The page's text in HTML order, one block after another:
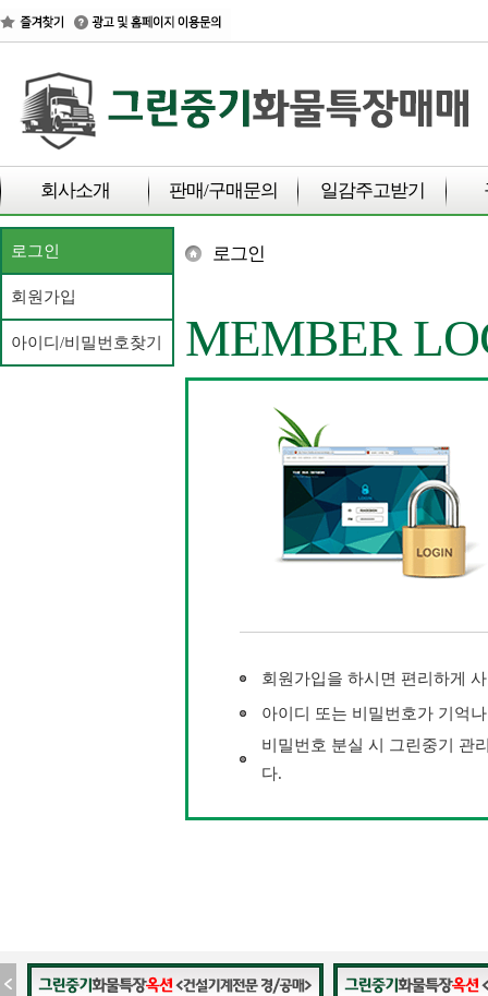
회사소개 판매/구매문의 일감주고받기
로그인
회원가입
아이디/비밀번호찾기
로그인
MEMBER
회원가입을 하시면 편리하게
아이디 또는 비밀번호가 기억
비밀번호 분실 시 그린중기 관
다.